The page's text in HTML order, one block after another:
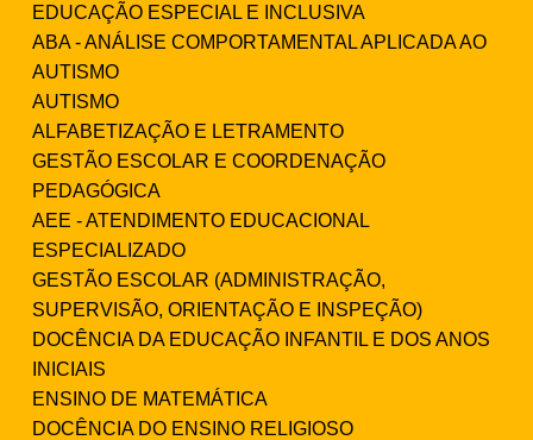
EDUCAÇÃO ESPECIAL E INCLUSIVA
ABA - ANÁLISE COMPORTAMENTAL APLICADA AO
AUTISMO
AUTISMO
ALFABETIZAÇÃO E LETRAMENTO
GESTÃO ESCOLAR E COORDENAÇÃO
PEDAGÓGICA
AEE - ATENDIMENTO EDUCACIONAL
ESPECIALIZADO
GESTÃO ESCOLAR (ADMINISTRAÇÃO,
SUPERVISÃO, ORIENTAÇÃO E INSPEÇÃO)
DOCÊNCIA DA EDUCAÇÃO INFANTIL E DOS ANOS
INICIAIS
ENSINO DE MATEMÁTICA
DOCÊNCIA DO ENSINO RELIGIOSO